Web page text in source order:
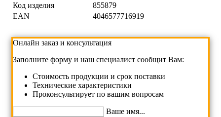
Код изделия
855879
EAN
4046577716919
Онлайн заказ и консультация
Заполните форму и наш специалист сообщит Вам:
Cтоимость продукции и срок поставки
Технические характеристики
Проконсультирует по вашим вопросам
Ваше имя...